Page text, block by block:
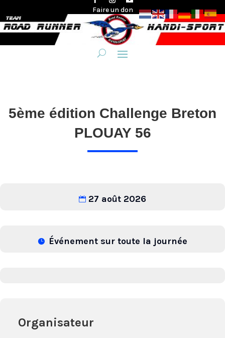
Faire un don
5ème édition Challenge Breton
PLOUAY 56
27 août 2026
Événement sur toute la journée
Organisateur